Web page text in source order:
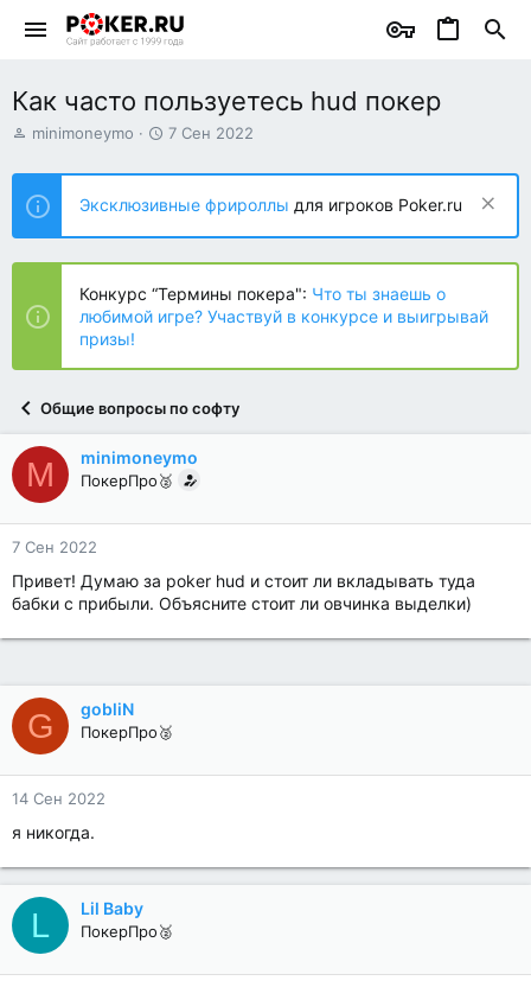
Как часто пользуетесь hud покер
А
т
о
р
т
е
ы
minimoneymo
Д
т
н
а
ч
л
а
7 Сен 2022
Эксклюзивные фрироллы для игроков Poker.ru
Конкурс “Термины покера": Что ты знаешь о
любимой игре? Участвуй в конкурсе и выигрывай
призы!
Общие вопросы по софту
M minimoneymo
ПокерПро🥈
7 Сен 2022
Привет! Думаю за poker hud и стоит ли вкладывать туда
бабки с прибыли. Объясните стоит ли овчинка выделки)
G gobliN
ПокерПро🥈
14 Сен 2022
я никогда.
L Lil Baby
ПокерПро🥈